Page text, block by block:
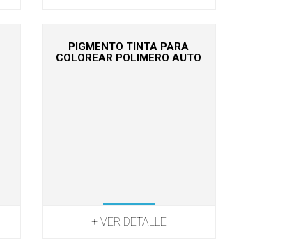
PIGMENTO TINTA PARA
COLOREAR POLIMERO AUTO
+ VER DETALLE